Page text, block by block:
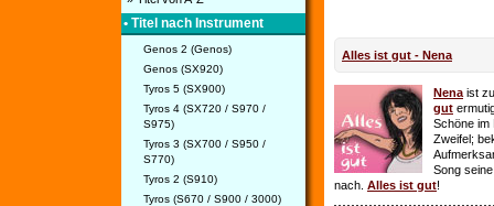
• Titel nach Instrument
Genos 2 (Genos)
Genos (SX920)
Tyros 5 (SX900)
Tyros 4 (SX720 / S970 /
S975)
Tyros 3 (SX700 / S950 /
S770)
Tyros 2 (S910)
Tyros (S670 / S900 / 3000)
Alles ist gut - Nena
Nena ist
gut
Schöne im
Zweifel;
Song
nach. Alles ist gut!